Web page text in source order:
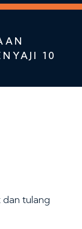
10
dan tulang